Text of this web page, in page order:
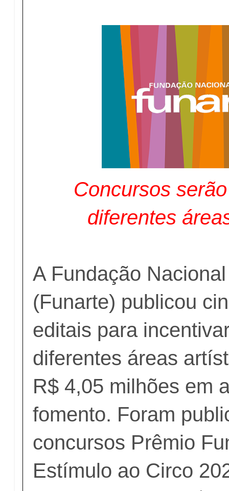
Concursos
diferentes
A Fundação
(Funarte) publicou
editais para
diferentes áreas
R$ 4,05 milhões em
fomento. Foram
concursos Prêmio
Estímulo ao Circo